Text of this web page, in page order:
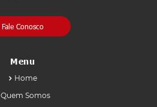
Fale Conosco
Menu
Home
Quem Somos